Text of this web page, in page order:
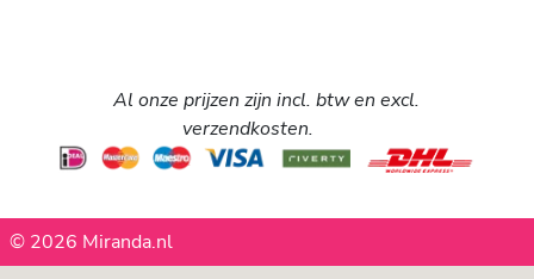
Al onze prijzen zijn incl. btw en excl.
verzendkosten.
© 2026 Miranda.nl